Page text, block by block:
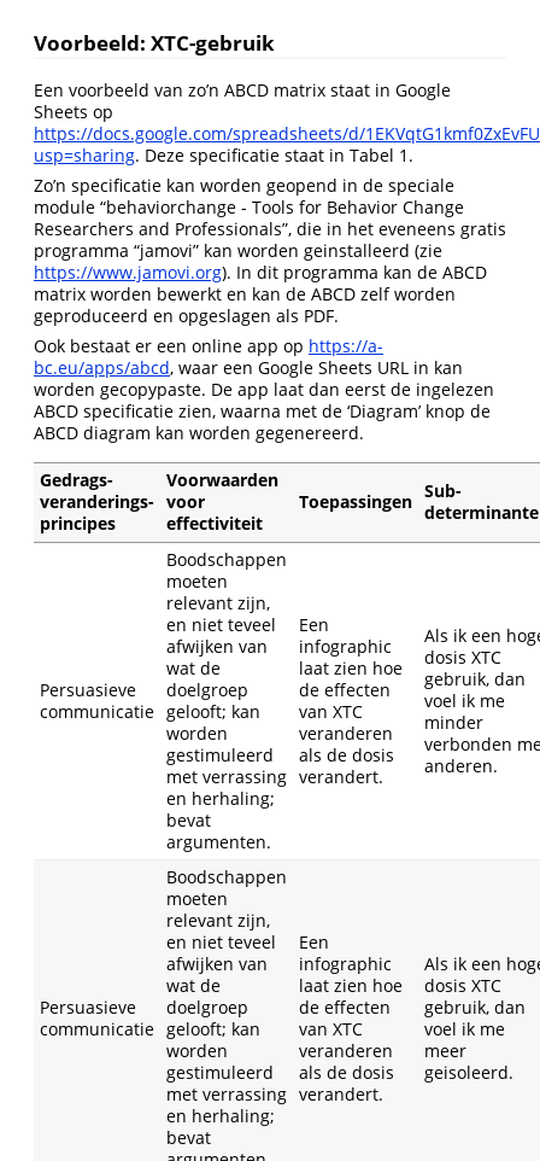
Voorbeeld: XTC-gebruik
Een voorbeeld van zo’n ABCD matrix staat in Google
Sheets op
https://docs.google.com/spreadsheets/d/
usp=sharing. Deze specificatie staat in Tabel 1.
Zo’n specificatie kan worden geopend in de speciale
module “behaviorchange - Tools for Behavior Change
Researchers and Professionals”, die in het eveneens gratis
programma “jamovi” kan worden geinstalleerd (zie
https://www.jamovi.org). In dit programma kan de ABCD
matrix worden bewerkt en kan de ABCD zelf worden
geproduceerd en opgeslagen als PDF.
Ook bestaat er een online app op https://a-
bc.eu/apps/abcd, waar een Google Sheets URL in kan
worden gecopypaste. De app laat dan eerst de ingelezen
ABCD specificatie zien, waarna met de ‘Diagram’ knop de
ABCD diagram kan worden gegenereerd.
Gedrags-
veranderings-
principes
Voorwaarden
voor
effectiviteit
Toepassingen Sub-
Persuasieve
communicatie
Boodschappen
moeten
relevant zijn,
en niet teveel
afwijken van
wat de
doelgroep
gelooft; kan
worden
gestimuleerd
met verrassing
en herhaling;
bevat
argumenten.
Een
infographic
laat zien hoe
de effecten
van XTC
veranderen
als de dosis
verandert.
Als ik een
dosis XTC
gebruik, dan
voel ik me
minder
verbonden
anderen.
Persuasieve
communicatie
Boodschappen
moeten
relevant zijn,
en niet teveel
afwijken van
wat de
doelgroep
gelooft; kan
worden
gestimuleerd
met verrassing
en herhaling;
bevat
Een
infographic
laat zien hoe
de effecten
van XTC
veranderen
als de dosis
verandert.
Als ik een
dosis XTC
gebruik, dan
voel ik me
meer
geisoleerd.